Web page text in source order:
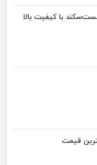
قیمت